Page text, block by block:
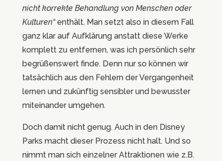
nicht korrekte Behandlung von Menschen oder
Kulturen“ enthält. Man setzt also in diesem Fall
ganz klar auf Aufklärung anstatt diese Werke
komplett zu entfernen, was ich persönlich sehr
begrüßenswert finde. Denn nur so können wir
tatsächlich aus den Fehlern der Vergangenheit
lernen und zukünftig sensibler und bewusster
miteinander umgehen.
Doch damit nicht genug. Auch in den Disney
Parks macht dieser Prozess nicht halt. Und so
nimmt man sich einzelner Attraktionen wie z.B.